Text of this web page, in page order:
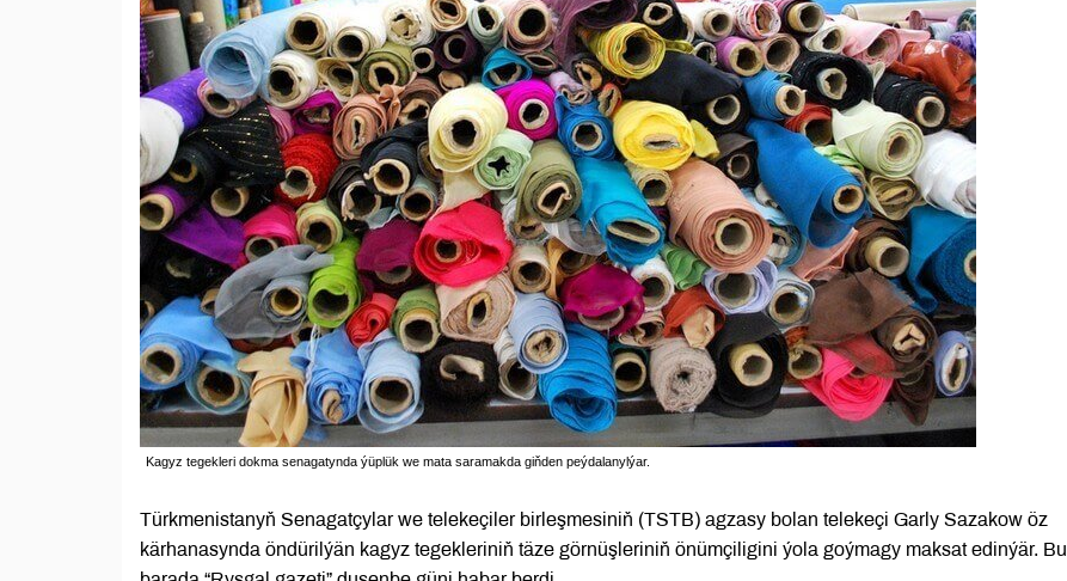
Kagyz tegekleri dokma senagatynda ýüplük we mata saramakda giňden peýdalanylýar.
Türkmenistanyň Senagatçylar we telekeçiler birleşmesiniň (TSTB) agzasy bolan telekeçi Garly Sazakow öz
kärhanasynda öndürilýän kagyz tegekleriniň täze görnüşleriniň önümçiligini ýola goýmagy maksat edinýär. Bu